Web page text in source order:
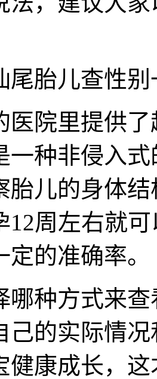
胎儿查性别
里提供了
一种非侵入
胎儿的身体
12周左右就
的准确率。
方式来查
己的实际情
健康成长，